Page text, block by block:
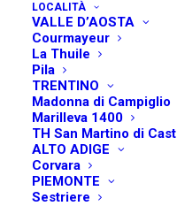
LOCALITÀ
VALLE D’AOSTA
Courmayeur
La Thuile
Pila
TRENTINO
Madonna di Campiglio
Marilleva 1400
TH San Martino di
ALTO ADIGE
Corvara
PIEMONTE
Sestriere